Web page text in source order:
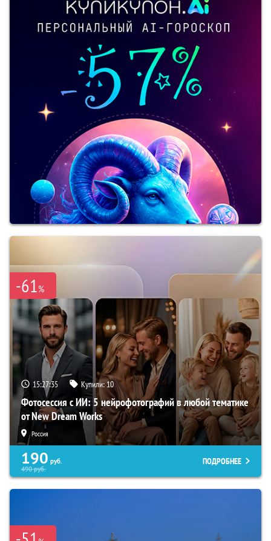
-61%
15:27:34 Купили:10
Фотосессия с ИИ: 5 нейрофотографий в любой тематике
от New Dream Works
Россия
190 руб.
490руб.
ПОДРОБНЕЕ